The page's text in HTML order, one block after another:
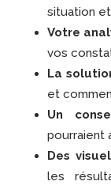
situation
Votre
vos
La
et
Un
pourraient
Des
les